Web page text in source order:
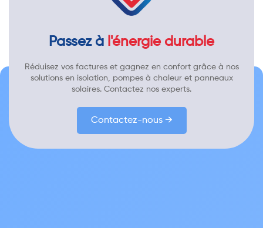
Passez à l'énergie durable
Réduisez vos factures et gagnez en confort grâce à nos
solutions en isolation, pompes à chaleur et panneaux
solaires. Contactez nos experts.
Contactez-nous →